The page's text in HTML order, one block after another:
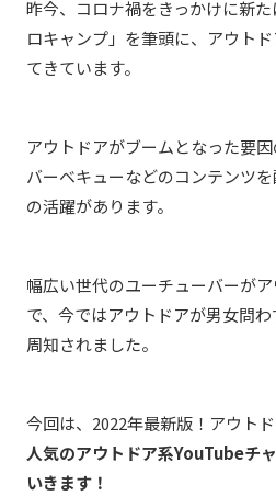
昨今、コロナ禍をきっかけに新
ロキャンプ」を筆頭に、アウト
てきています。
アウトドアがブームとなった要
バーベキューなどのコンテンツ
の活躍があります。
幅広い世代のユーチューバーが
で、今ではアウトドアが男女問
周知されました。
今回は、2022年最新版！アウト
人気のアウトドア系YouTubeチ
いきます！